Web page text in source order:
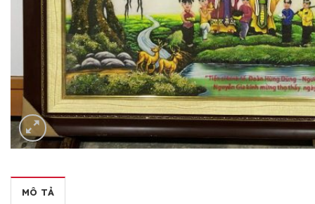
MÔ TẢ